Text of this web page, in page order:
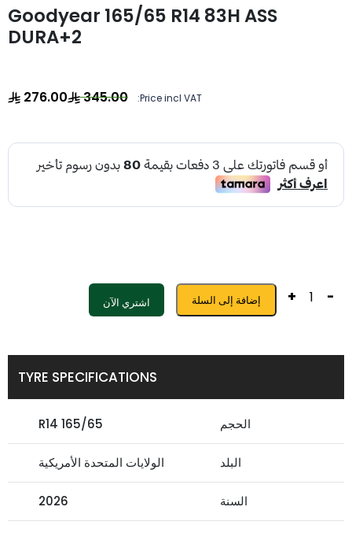
Goodyear 165/65 R14 83H ASS
DURA+2
Price incl VAT:
345.00
276.00
-
+ إضافة إلى السلة اشتري الآن
TYRE SPECIFICATIONS
الحجم 165/65 R14
البلد الولايات المتحدة الأمريكية
السنة 2026